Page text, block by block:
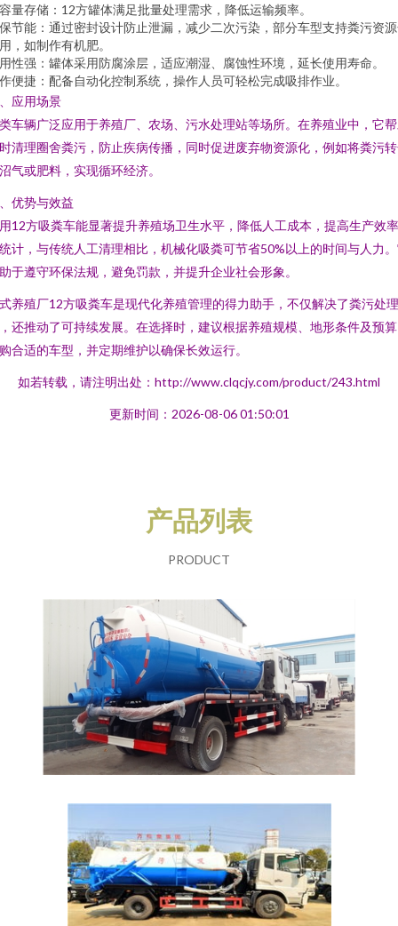
量存储：12方罐体满足批量处理需求，降低运输频率。
节能：通过密封设计防止泄漏，减少二次污染，部分车型支持粪污资
，如制作有机肥。
性强：罐体采用防腐涂层，适应潮湿、腐蚀性环境，延长使用寿命。
便捷：配备自动化控制系统，操作人员可轻松完成吸排作业。
应用场景
车辆广泛应用于养殖厂、农场、污水处理站等场所。在养殖业中，它
清理圈舍粪污，防止疾病传播，同时促进废弃物资源化，例如将粪污
气或肥料，实现循环经济。
优势与效益
12方吸粪车能显著提升养殖场卫生水平，降低人工成本，提高生产效
计，与传统人工清理相比，机械化吸粪可节省50%以上的时间与人力
于遵守环保法规，避免罚款，并提升企业社会形象。
养殖厂12方吸粪车是现代化养殖管理的得力助手，不仅解决了粪污处
还推动了可持续发展。在选择时，建议根据养殖规模、地形条件及预
合适的车型，并定期维护以确保长效运行。
如若转载，请注明出处：http://www.clqcjy.com/product/243.html
更新时间：2026-08-06 01:50:01
产品列表
PRODUCT